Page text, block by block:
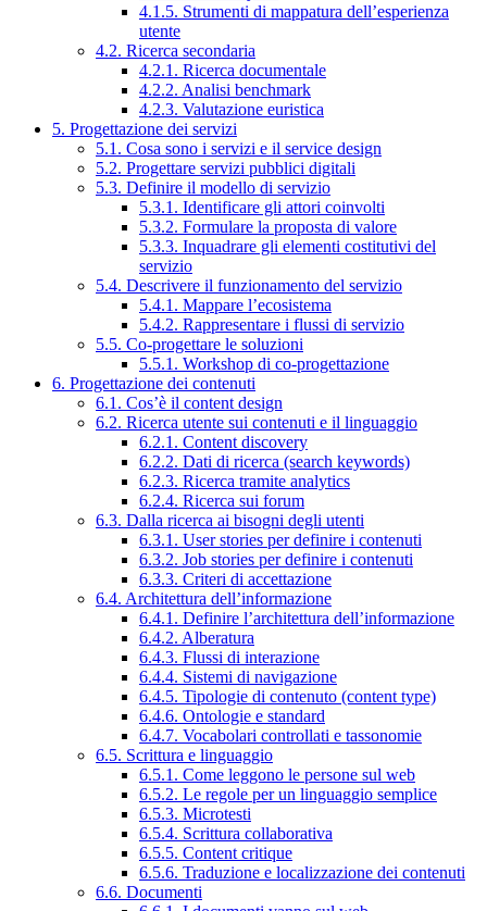
4.1.5. Strumenti di mappatura dell’esperienza
utente
4.2. Ricerca secondaria
4.2.1. Ricerca documentale
4.2.2. Analisi benchmark
4.2.3. Valutazione euristica
5. Progettazione dei servizi
5.1. Cosa sono i servizi e il service design
5.2. Progettare servizi pubblici digitali
5.3. Definire il modello di servizio
5.3.1. Identificare gli attori coinvolti
5.3.2. Formulare la proposta di valore
5.3.3. Inquadrare gli elementi costitutivi del
servizio
5.4. Descrivere il funzionamento del servizio
5.4.1. Mappare l’ecosistema
5.4.2. Rappresentare i flussi di servizio
5.5. Co-progettare le soluzioni
5.5.1. Workshop di co-progettazione
6. Progettazione dei contenuti
6.1. Cos’è il content design
6.2. Ricerca utente sui contenuti e il linguaggio
6.2.1. Content discovery
6.2.2. Dati di ricerca (search keywords)
6.2.3. Ricerca tramite analytics
6.2.4. Ricerca sui forum
6.3. Dalla ricerca ai bisogni degli utenti
6.3.1. User stories per definire i contenuti
6.3.2. Job stories per definire i contenuti
6.3.3. Criteri di accettazione
6.4. Architettura dell’informazione
6.4.1. Definire l’architettura dell’informazione
6.4.2. Alberatura
6.4.3. Flussi di interazione
6.4.4. Sistemi di navigazione
6.4.5. Tipologie di contenuto (content type)
6.4.6. Ontologie e standard
6.4.7. Vocabolari controllati e tassonomie
6.5. Scrittura e linguaggio
6.5.1. Come leggono le persone sul web
6.5.2. Le regole per un linguaggio semplice
6.5.3. Microtesti
6.5.4. Scrittura collaborativa
6.5.5. Content critique
6.5.6. Traduzione e localizzazione dei contenuti
6.6. Documenti